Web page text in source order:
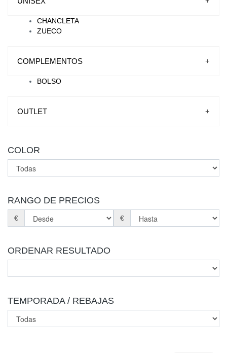
CHANCLETA
ZUECO
COMPLEMENTOS +
BOLSO
OUTLET +
COLOR
RANGO DE PRECIOS
€ €
ORDENAR RESULTADO
TEMPORADA / REBAJAS